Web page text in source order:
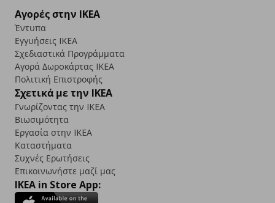
Αγορές στην IKEA
Έντυπα
Εγγυήσεις IKEA
Σχεδιαστικά Προγράμματα
Αγορά Δωρoκάρτας IKEA
Πολιτική Επιστροφής
Σχετικά με την IKEA
Γνωρίζοντας την IKEA
Βιωσιμότητα
Εργασία στην IKEA
Καταστήματα
Συχνές Ερωτήσεις
Επικοινωνήστε μαζί μας
IKEA in Store App: